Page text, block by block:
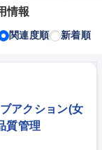
情報
関連度順 新着順
アクション(女
質管理